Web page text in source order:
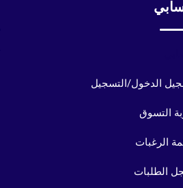
الدخول/التسجيل
التسوق
الرغبات
الطلبات